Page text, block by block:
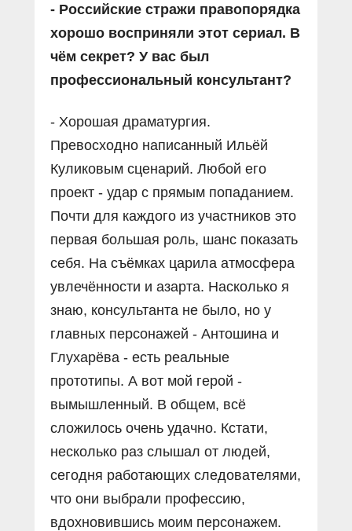
- Российские стражи правопорядка
хорошо восприняли этот сериал. В
чём секрет? У вас был
профессиональный консультант?
- Хорошая драматургия.
Превосходно написанный Ильёй
Куликовым сценарий. Любой его
проект - удар с прямым попаданием.
Почти для каждого из участников это
первая большая роль, шанс показать
себя. На съёмках царила атмосфера
увлечённости и азарта. Насколько я
знаю, консультанта не было, но у
главных персонажей - Антошина и
Глухарёва - есть реальные
прототипы. А вот мой герой -
вымышленный. В общем, всё
сложилось очень удачно. Кстати,
несколько раз слышал от людей,
сегодня работающих следователями,
что они выбрали профессию,
вдохновившись моим персонажем.